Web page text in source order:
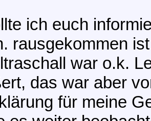
ich euch
rausgekommen
war o.k.
das war aber
für meine